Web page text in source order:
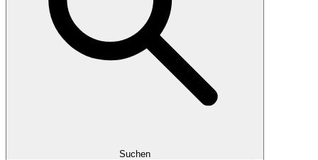
Suchen